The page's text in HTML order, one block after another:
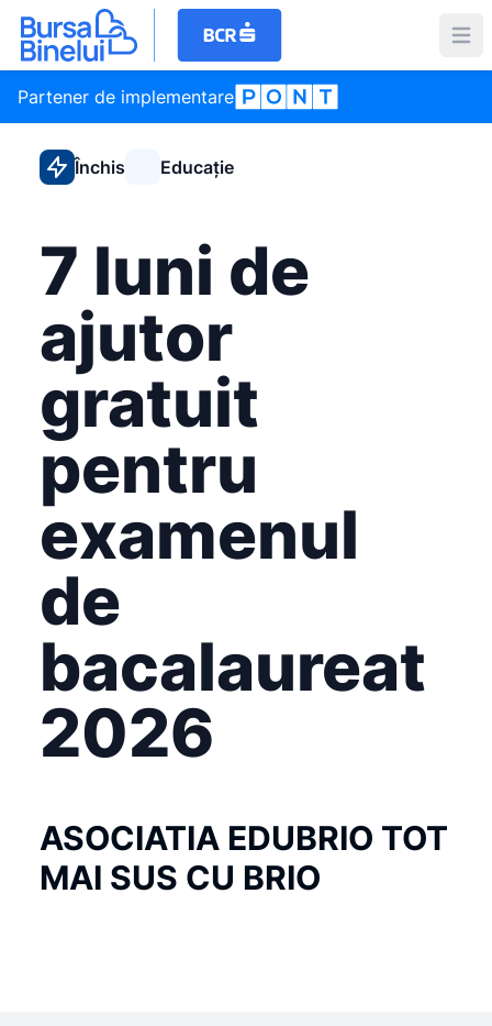
Partener de implementare
Închis Educație
7 luni de
ajutor
gratuit
pentru
examenul
de
bacalaureat
2026
ASOCIATIA EDUBRIO TOT
MAI SUS CU BRIO